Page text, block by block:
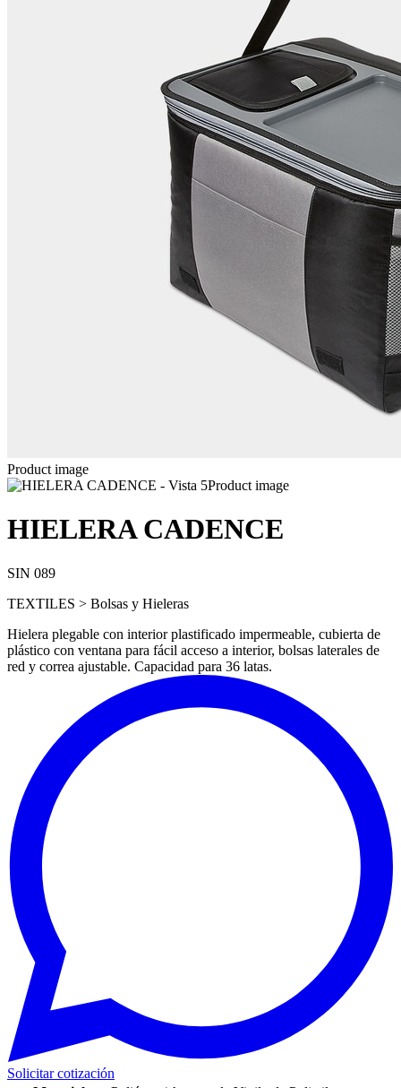
Product image
Product image
HIELERA CADENCE
SIN 089
TEXTILES > Bolsas y Hieleras
Hielera plegable con interior plastificado impermeable, cubierta de
plástico con ventana para fácil acceso a interior, bolsas laterales de
red y correa ajustable. Capacidad para 36 latas.
Solicitar cotización